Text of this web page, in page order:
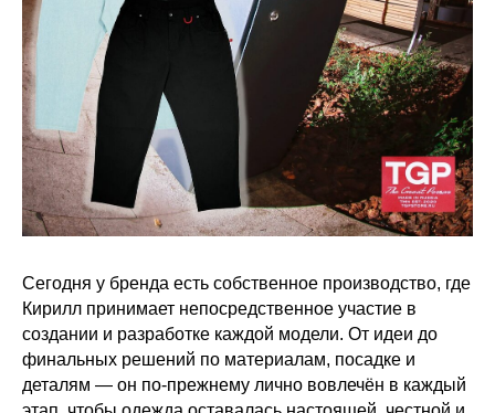
Сегодня у бренда есть собственное производство, где
Кирилл принимает непосредственное участие в
создании и разработке каждой модели. От идеи до
финальных решений по материалам, посадке и
деталям — он по-прежнему лично вовлечён в каждый